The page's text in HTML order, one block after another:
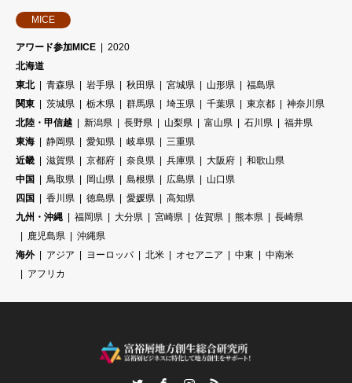
MICE
アワード参加MICE
2020
北海道
東北
青森県 岩手県 秋田県 宮城県 山形県
福島県
関東
茨城県 栃木県 群馬県 埼玉県 千葉県 東京都
神奈川県
北陸・甲信越
新潟県 長野県 山梨県 富山県 石川県
福井県
東海
静岡県 愛知県 岐阜県
三重県
近畿
滋賀県 京都府 奈良県 兵庫県 大阪府
和歌山県
中国
鳥取県 岡山県 島根県 広島県
山口県
四国
香川県 徳島県 愛媛県
高知県
九州・沖縄
福岡県 大分県 宮崎県 佐賀県 熊本県
長崎県
鹿児島県
沖縄県
海外
アジア ヨーロッパ 北米 オセアニア 中東
中南米
アフリカ